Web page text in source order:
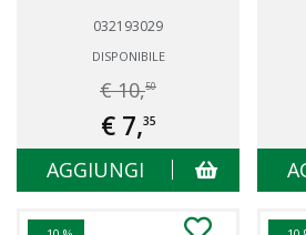
032193029
DISPONIBILE
€ 10,50
€ 7,35
AGGIUNGI